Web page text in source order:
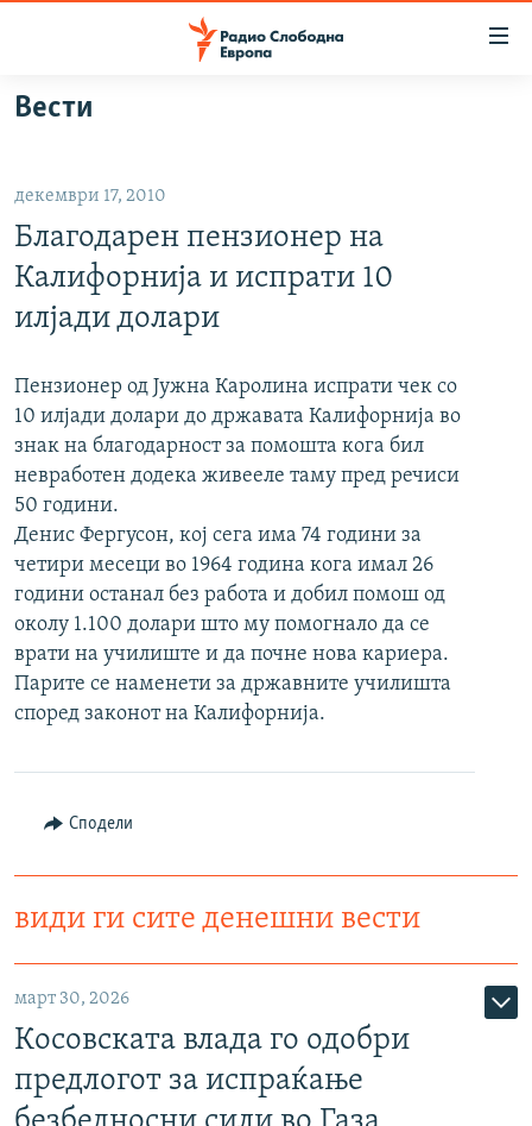
Оди
на
главната
навигација
Премини
на
ВИЗУЕЛНО
ШТО ТРЕБА ДА ЗНАЕТЕ
ПРИЈАВИ СЕ ЗА ЊУЗЛЕТЕР
ПОДКАСТ ЗОШТО?
СЛЕДЕТЕ НЕ
РСЕ веб страници
Вести
декември 17, 2010
Благодарен пензионер на
Калифорнија и испрати 10
илјади долари
Пензионер од Јужна Каролина испрати чек со
10 илјади долари до државата Калифорнија во
знак на благодарност за помошта кога бил
невработен додека живееле таму пред речиси
50 години.
Денис Фергусон, кој сега има 74 години за
четири месеци во 1964 година кога имал 26
години останал без работа и добил помош од
околу 1.100 долари што му помогнало да се
врати на училиште и да почне нова кариера.
Парите се наменети за државните училишта
според законот на Калифорнија.
Сподели
види ги сите денешни вести
март 30, 2026
Косовската влада го одобри
предлогот за испраќање